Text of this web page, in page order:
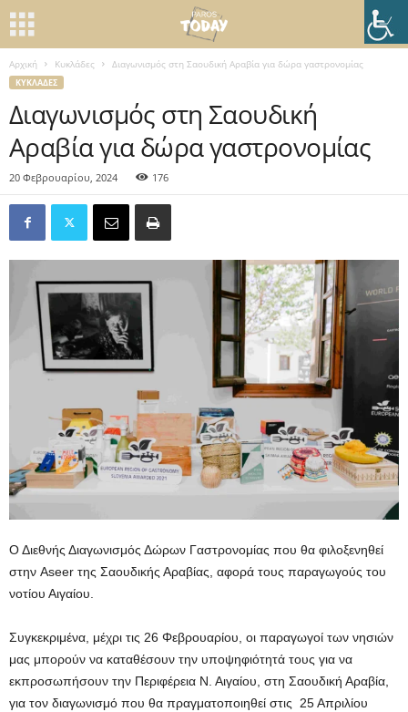
Αρχική Κυκλάδες Διαγωνισμός στη Σαουδική Αραβία για δώρα γαστρονομίας
ΚΥΚΛΆΔΕΣ
Διαγωνισμός στη Σαουδική
Αραβία για δώρα γαστρονομίας
20 Φεβρουαρίου, 2024 176
Ο Διεθνής Διαγωνισμός Δώρων Γαστρονομίας που θα φιλοξενηθεί
στην Aseer της Σαουδικής Αραβίας, αφορά τους παραγωγούς του
νοτίου Αιγαίου.
Συγκεκριμένα, μέχρι τις 26 Φεβρουαρίου, οι παραγωγοί των νησιών
μας μπορούν να καταθέσουν την υποψηφιότητά τους για να
εκπροσωπήσουν την Περιφέρεια Ν. Αιγαίου, στη Σαουδική Αραβία,
για τον διαγωνισμό που θα πραγματοποιηθεί στις 25 Απριλίου